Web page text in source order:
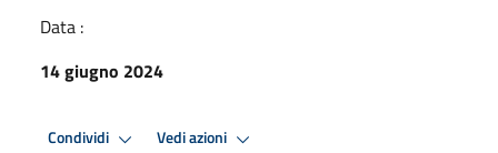
Data :
14 giugno 2024
Condividi Vedi azioni